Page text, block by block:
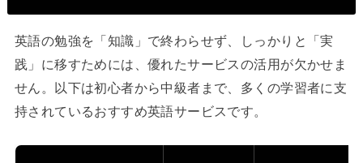
英語の勉強を「知識」で終わらせず、しっかりと「実
践」に移すためには、優れたサービスの活用が欠かせま
せん。以下は初心者から中級者まで、多くの学習者に支
持されているおすすめ英語サービスです。